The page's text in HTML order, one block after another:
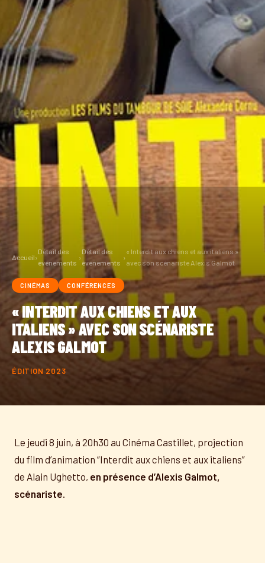
Accueil›
Détail des
événements
›
Détail des
événements
›
« Interdit aux chiens et aux italiens »
avec son scénariste Alexis Galmot
CINÉMAS CONFÉRENCES
« INTERDIT AUX CHIENS ET AUX
ITALIENS » AVEC SON SCÉNARISTE
ALEXIS GALMOT
ÉDITION 2023
Le jeudi 8 juin, à 20h30 au Cinéma Castillet, projection
du film d’animation “Interdit aux chiens et aux italiens”
de Alain Ughetto, en présence d’Alexis Galmot,
scénariste.